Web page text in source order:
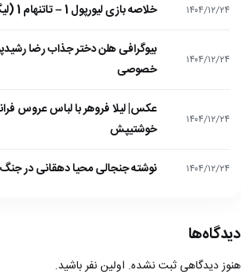
۱۴۰۴/۱۲/۲۴ خلاصه بازی لیورپول 1 – تاتنهام 1 (لیگ برتر انگلیس)
۱۴۰۴/۱۲/۲۴
بیوگرافی هلن دختر جذاب رضا
خصوصی
۱۴۰۴/۱۲/۲۴
عکس| لیلا فروهر با لباس عروس
خوشتیپش
۱۴۰۴/۱۲/۲۴ نوشته جنجالی محیا دهقانی در جنگ
دیدگاه‌ها
هنوز دیدگاهی ثبت نشده. اولین نفر باشید.